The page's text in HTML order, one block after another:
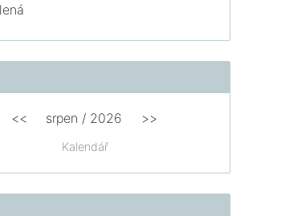
Kalendář
<< srpen / 2026 >>